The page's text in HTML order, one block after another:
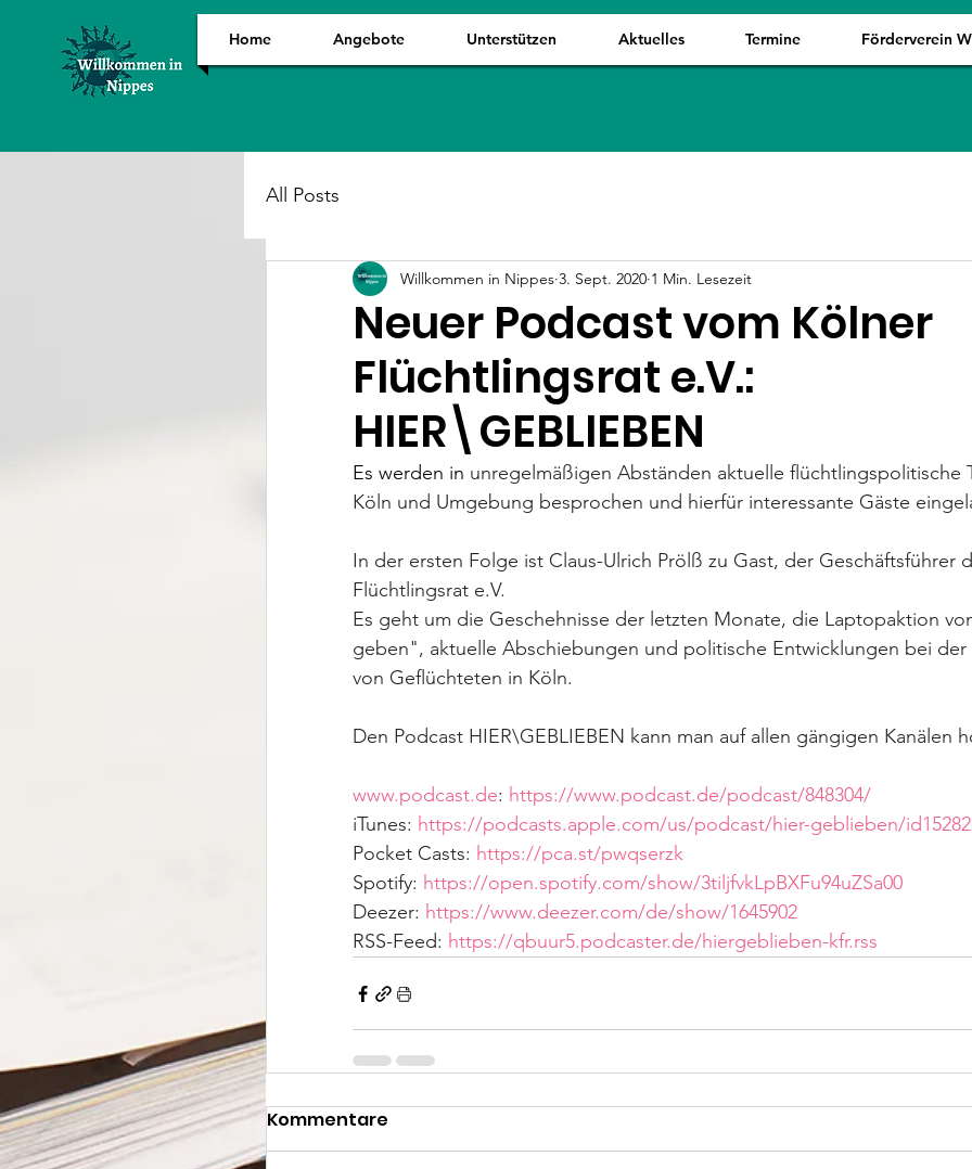
Home Angebote Unterstützen Aktuelles Termine Förderverein
All Posts
Neuer Podcast vom Kölner
Flüchtlingsrat e.V.:
HIER\GEBLIEBEN
Willkommen in Nippes 3. Sept. 2020 1 Min. Lesezeit
Es werden in unregelmäßigen Abständen aktuelle flüchtlingspolitische
Köln und Umgebung besprochen und hierfür interessante Gäste
In der ersten Folge ist Claus-Ulrich Prölß zu Gast, der Geschäftsführer
Flüchtlingsrat e.V.
Es geht um die Geschehnisse der letzten Monate, die Laptopaktion
geben", aktuelle Abschiebungen und politische Entwicklungen bei
von Geflüchteten in Köln.
Den Podcast HIER\GEBLIEBEN kann man auf allen gängigen Kanälen
www.podcast.de: https://www.podcast.de/podcast/848304/
iTunes: https://podcasts.apple.com/us/podcast/hier-geblieben/
Pocket Casts: https://pca.st/pwqserzk
Spotify: https://open.spotify.com/show/3tiljfvkLpBXFu94uZSa00
Deezer: https://www.deezer.com/de/show/1645902
RSS-Feed: https://qbuur5.podcaster.de/hiergeblieben-kfr.rss
Kommentare